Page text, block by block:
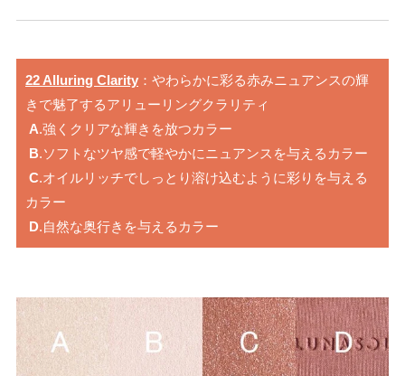
22 Alluring Clarity ：やわらかに彩る赤みニュアンスの輝
きで魅了するアリューリングクラリティ
A.強くクリアな輝きを放つカラー
B.ソフトなツヤ感で軽やかにニュアンスを与えるカラー
C.オイルリッチでしっとり溶け込むように彩りを与える
カラー
D.自然な奥行きを与えるカラー